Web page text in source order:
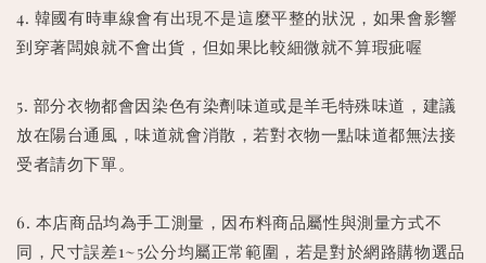
4. 韓國有時車線會有出現不是這麼平整的狀況，如果會影響
到穿著闆娘就不會出貨，但如果比較細微就不算瑕疵喔
5. 部分衣物都會因染色有染劑味道或是羊毛特殊味道，建議
放在陽台通風，味道就會消散，若對衣物一點味道都無法接
受者請勿下單。
6. 本店商品均為手工測量，因布料商品屬性與測量方式不
同，尺寸誤差1~5公分均屬正常範圍，若是對於網路購物選品